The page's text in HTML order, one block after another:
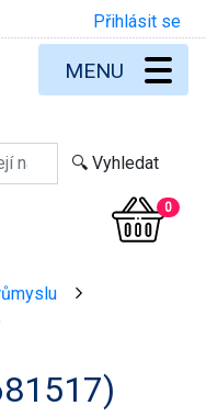
Přihlásit se
0
MENU